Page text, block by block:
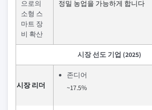
으로의
소형 스
마트 장
비 확산
정밀 농업을 가능하게 합니다
시장 선도 기업 (2025)
시장 리더
존디어
~17.5%